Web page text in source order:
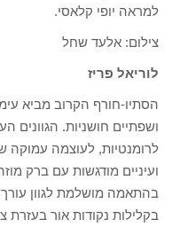
למראה יופי קלאסי.
צילום: אלעד שחל
לוריאל פריז
הסתיו-חורף הקרוב מביא
ושפתיים חושניות. הגוונים
לרומנטיות, לעוצמה עמוקה
ועיניים מודגשות עם ברק
בהתאמה מושלמת לגוון
בקלילות נקודות אור בעזרת